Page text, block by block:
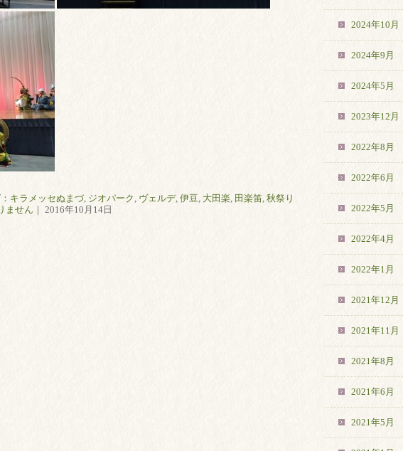
キラメッセぬまづ, ジオパーク, ヴェルデ, 伊豆, 大田楽, 田楽笛, 秋祭り
ません ｜ 2016年10月14日
2024年10月
2024年9月
2024年5月
2023年12月
2022年8月
2022年6月
2022年5月
2022年4月
2022年1月
2021年12月
2021年11月
2021年8月
2021年6月
2021年5月